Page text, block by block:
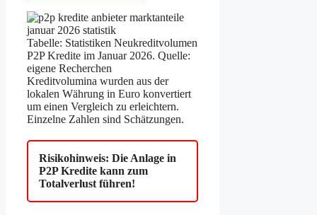
Tabelle: Statistiken Neukreditvolumen
P2P Kredite im Januar 2026. Quelle:
eigene Recherchen
Kreditvolumina wurden aus der
lokalen Währung in Euro konvertiert
um einen Vergleich zu erleichtern.
Einzelne Zahlen sind Schätzungen.
Risikohinweis: Die Anlage in
P2P Kredite kann zum
Totalverlust führen!